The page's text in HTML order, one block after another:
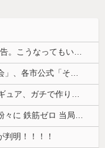
判明！！！！